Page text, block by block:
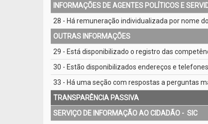
INFORMAÇÕES DE AGENTES POLÍTICOS E
28 - Há remuneração individualizada por nome
OUTRAS INFORMAÇÕES
29 - Está disponibilizado o registro das
30 - Estão disponibilizados endereços e
33 - Há uma seção com respostas a perguntas
TRANSPARÊNCIA PASSIVA
SERVIÇO DE INFORMAÇÃO AO CIDADÃO - ­ SIC